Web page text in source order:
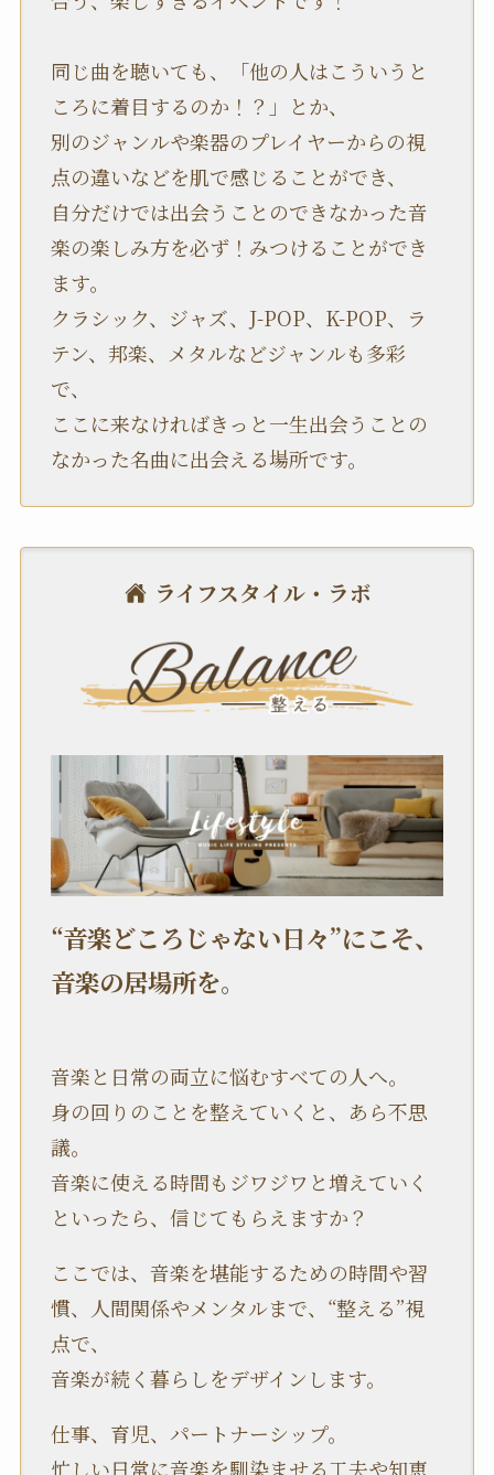
同じ曲を聴いても、「他の人はこういうと
ころに着目するのか！？」とか、
別のジャンルや楽器のプレイヤーからの視
点の違いなどを肌で感じることができ、
自分だけでは出会うことのできなかった音
楽の楽しみ方を必ず！みつけることができ
ます。
クラシック、ジャズ、J-POP、K-POP、ラ
テン、邦楽、メタルなどジャンルも多彩
で、
ここに来なければきっと一生出会うことの
なかった名曲に出会える場所です。
ライフスタイル・ラボ
“音楽どころじゃない日々”にこそ、
音楽の居場所を。
音楽と日常の両立に悩むすべての人へ。
身の回りのことを整えていくと、あら不思
議。
音楽に使える時間もジワジワと増えていく
といったら、信じてもらえますか？
ここでは、音楽を堪能するための時間や習
慣、人間関係やメンタルまで、“整える”視
点で、
音楽が続く暮らしをデザインします。
仕事、育児、パートナーシップ。
忙しい日常に音楽を馴染ませる工夫や知恵